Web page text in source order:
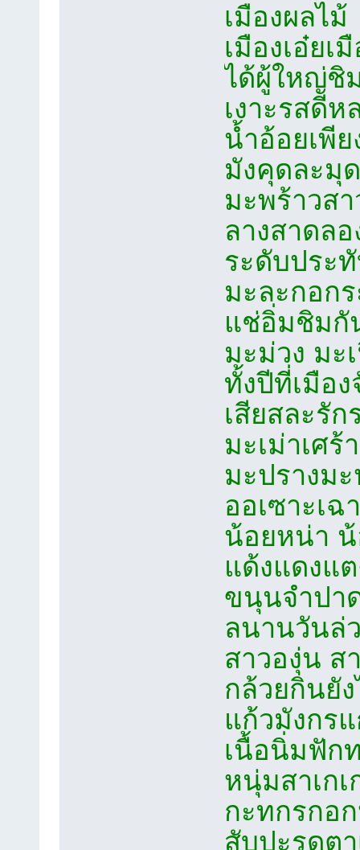
เมืองผลไม้
เมืองเ
ได้ผู้ใหญ่ชิ
เงาะรสดี
น้ำอ้อยเพี
มังคุดละ
มะพร้าวส
ลางสาดล
ระดับประ
มะละกอ
แช่อิ่มชิมกั
มะม่วง ม
ทั้งปีที่เมือ
เสียสละ
มะเม่าเศร้
มะปราง
ออเซาะเฉ
น้อยหน่า
แด้งแดงแ
ขนุนจำป
ลนานวันล่
สาวองุ่น
กล้วยกินยั
แก้วมังก
เนื้อนิ่มฟั
หนุ่มสาเ
กะทกรกอ
สับปะรดต